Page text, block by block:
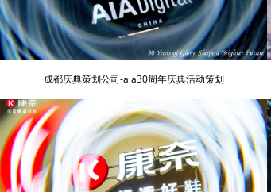
成都庆典策划公司-aia30周年庆典活动策划